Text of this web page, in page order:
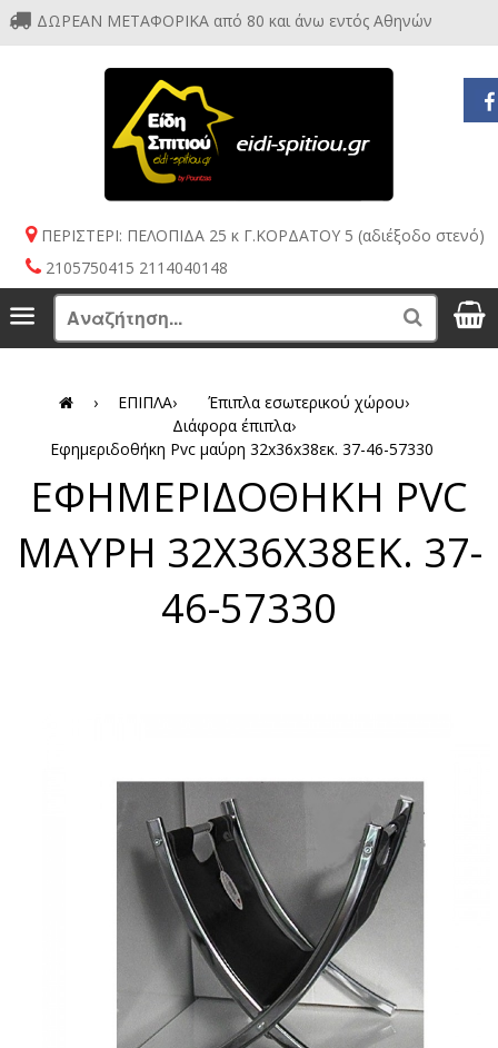
ΔΩΡΕΑΝ ΜΕΤΑΦΟΡΙΚΑ από 80 και άνω εντός Αθηνών
ΠΕΡΙΣΤΕΡΙ: ΠΕΛΟΠΙΔΑ 25 κ Γ.ΚΟΡΔΑΤΟΥ 5 (αδιέξοδο στενό)
2105750415 2114040148
Menu Search
› ΕΠΙΠΛΑ› Έπιπλα εσωτερικού χώρου›
Διάφορα έπιπλα›
Εφημεριδοθήκη Pvc μαύρη 32x36x38εκ. 37-46-57330
ΕΦΗΜΕΡΙΔΟΘΗΚΗ PVC
ΜΑΥΡΗ 32X36X38ΕΚ. 37-
46-57330